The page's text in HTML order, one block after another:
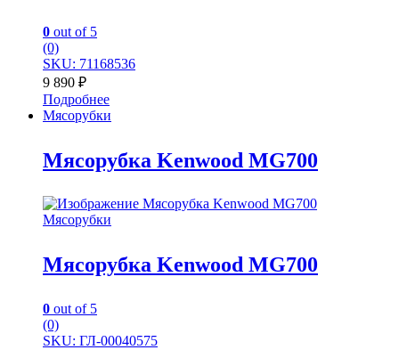
0 out of 5
(0)
SKU: 71168536
9 890 ₽
Подробнее
Мясорубки
Мясорубка Kenwood MG700
Мясорубки
Мясорубка Kenwood MG700
0 out of 5
(0)
SKU: ГЛ-00040575